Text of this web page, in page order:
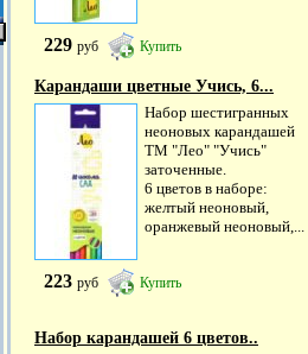
229 руб Купить
Карандаши цветные Учись, 6...
Набор шестигранных
неоновых карандашей
ТМ "Лео" "Учись"
заточенные.
6 цветов в наборе:
желтый неоновый,
оранжевый неоновый,...
223 руб Купить
Набор карандашей 6 цветов..